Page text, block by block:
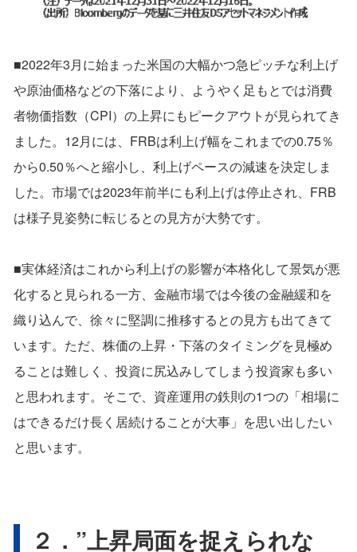
■2022年3月に始まった米国の大幅かつ急ピッチな利上げ
や原油価格などの下落により、ようやく足もとでは消費
者物価指数（CPI）の上昇にもピークアウトが見られてき
ました。12月には、FRBは利上げ幅をこれまでの0.75％
から0.50％へと縮小し、利上げペースの減速を決定しま
した。市場では2023年前半にも利上げは停止され、FRB
は様子見姿勢に転じるとの見方が大勢です。
■実体経済はこれから利上げの影響が本格化して景気が悪
化すると見られる一方、金融市場では今後の金融緩和を
織り込んで、徐々に堅調に推移するとの見方も出てきて
います。ただ、株価の上昇・下落のタイミングを見極め
ることは難しく、投資に尻込みしてしまう投資家も多い
と思われます。そこで、資産運用の鉄則の1つの「相場に
はできるだけ長く居続けることが大事」を思い出したい
と思います。
２．”上昇局面を捉えられな